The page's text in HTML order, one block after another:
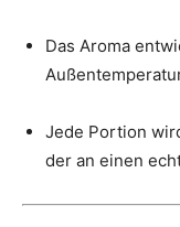
Das Aroma
Jede Portion
der an einen